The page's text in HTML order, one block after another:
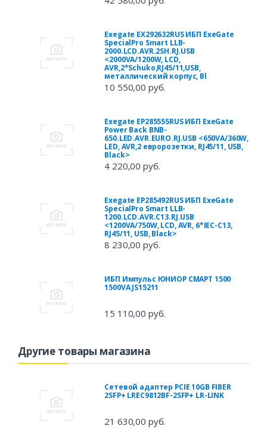
Exegate EX292632RUS ИБП ExeGate
SpecialPro Smart LLB-
2000.LCD.AVR.2SH.RJ.USB
<2000VA/1200W, LCD,
AVR,2*Schuko,RJ45/11,USB,
металлический корпус, Bl
10 550,00 руб.
Exegate EP285555RUS ИБП ExeGate
Power Back BNB-
650.LED.AVR.EURO.RJ.USB <650VA/360W,
LED, AVR,2 евророзетки, RJ45/11, USB,
Black>
4 220,00 руб.
Exegate EP285492RUS ИБП ExeGate
SpecialPro Smart LLB-
1200.LCD.AVR.C13.RJ.USB
<1200VA/750W, LCD, AVR, 6*IEC-C13,
RJ45/11, USB, Black>
8 230,00 руб.
ИБП Импульс ЮНИОР СМАРТ 1500
1500VA JS15211
15 110,00 руб.
Другие товары магазина
Сетевой адаптер PCIE 10GB FIBER
2SFP+ LREC9812BF-2SFP+ LR-LINK
21 630,00 руб.